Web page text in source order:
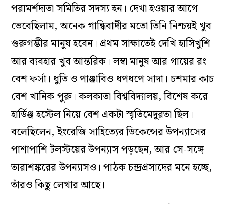
পরামর্শদাতা সমিতির সদস্য হন। দেখা হওয়ার আগে
ভেবেছিলাম, অনেক গান্ধিবাদীর মতো তিনি নিশ্চয়ই খুব
গুরুগম্ভীর মানুষ হবেন। প্রথম সাক্ষাতেই দেখি হাসিখুশি
আর ব‍্যবহার খুব আন্তরিক। লম্বা মানুষ আর গায়ের রং
বেশ ফর্সা। ধুতি ও পাঞ্জাবিও ধপধপে সাদা। চশমার কাচ
বেশ খানিক পুরু। কলকাতা বিশ্ববিদ্যালয়, বিশেষ করে
হার্ডিঞ্জ হস্টেল নিয়ে বেশ একটা স্মৃতিমেদুরতা ছিল।
বলেছিলেন, ইংরেজি সাহিত্যের ডিকেন্সের উপন্যাসের
পাশাপাশি টলস্টয়ের উপন্যাস পড়ছেন, আর সে-সঙ্গে
তারাশঙ্করের উপন্যাসও। পাঠক চন্দ্রপ্রসাদের মনে হচ্ছে,
তাঁরও কিছু লেখার আছে।